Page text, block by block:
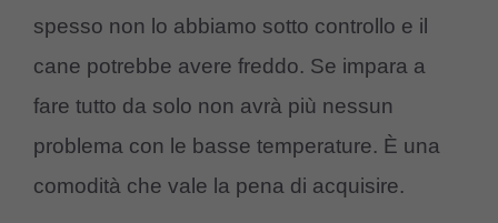
spesso non lo abbiamo sotto controllo e il
cane potrebbe avere freddo. Se impara a
fare tutto da solo non avrà più nessun
problema con le basse temperature. È una
comodità che vale la pena di acquisire.